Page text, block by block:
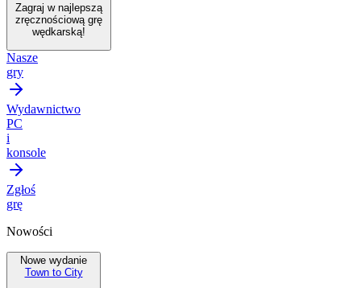
Zagraj w najlepszą
zręcznościową grę
wędkarską!
Nasze
gry
Wydawnictwo
PC
i
konsole
Zgłoś
grę
Nowości
Nowe wydanie
Town to City